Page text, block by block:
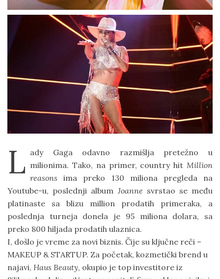
L ady Gaga odavno razmišlja pretežno u
milionima. Tako, na primer, country hit Million
reasons ima preko 130 miliona pregleda na
Youtube-u, poslednji album Joanne svrstao se među
platinaste sa blizu million prodatih primeraka, a
poslednja turneja donela je 95 miliona dolara, sa
preko 800 hiljada prodatih ulaznica.
I, došlo je vreme za novi biznis. Čije su ključne reči –
MAKEUP & STARTUP. Za početak, kozmetički brend u
najavi, Haus Beauty, okupio je top investitore iz